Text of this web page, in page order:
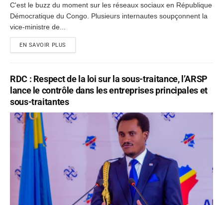
C'est le buzz du moment sur les réseaux sociaux en République
Démocratique du Congo. Plusieurs internautes soupçonnent la
vice-ministre de...
EN SAVOIR PLUS
RDC : Respect de la loi sur la sous-traitance, l’ARSP
lance le contrôle dans les entreprises principales et
sous-traitantes